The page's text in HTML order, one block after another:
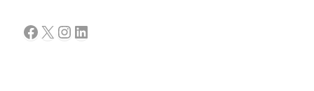
Facebook
X Instagram
LinkedIn